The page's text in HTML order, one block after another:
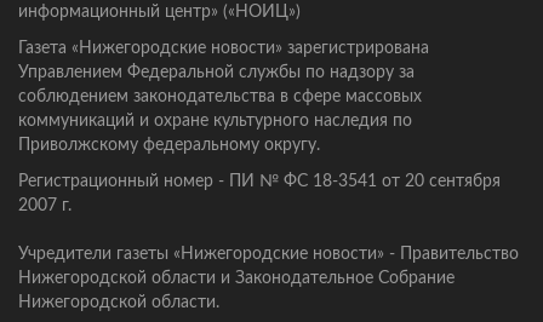
информационный центр» («НОИЦ»)
Газета «Нижегородские новости» зарегистрирована
Управлением Федеральной службы по надзору за
соблюдением законодательства в сфере массовых
коммуникаций и охране культурного наследия по
Приволжскому федеральному округу.
Регистрационный номер - ПИ № ФС 18-3541 от 20 сентября
2007 г.
Учредители газеты «Нижегородские новости» - Правительство
Нижегородской области и Законодательное Собрание
Нижегородской области.